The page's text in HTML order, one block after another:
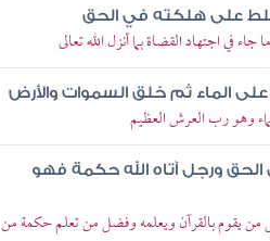
فسلط على هلكته في الحق
اجتهاد القضاة بما أنزل الله تعالى
الماء ثم خلق السموات والأرض
وهو رب العرش العظيم
ورجل آتاه الله حكمة فهو
يقوم بالقرآن ويعلمه وفضل من تعلم حكمة من